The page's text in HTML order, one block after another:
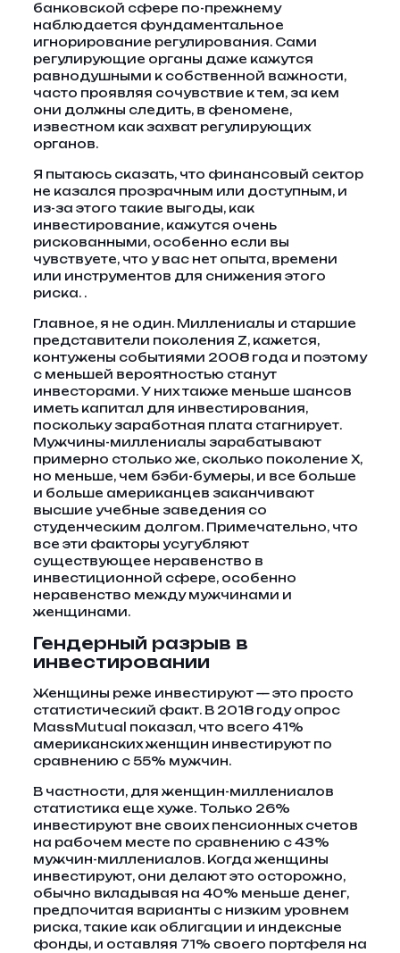
банковской сфере по-прежнему
наблюдается фундаментальное
игнорирование регулирования. Сами
регулирующие органы даже кажутся
равнодушными к собственной важности,
часто проявляя сочувствие к тем, за кем
они должны следить, в феномене,
известном как захват регулирующих
органов.
Я пытаюсь сказать, что финансовый сектор
не казался прозрачным или доступным, и
из-за этого такие выгоды, как
инвестирование, кажутся очень
рискованными, особенно если вы
чувствуете, что у вас нет опыта, времени
или инструментов для снижения этого
риска. .
Главное, я не один. Миллениалы и старшие
представители поколения Z, кажется,
контужены событиями 2008 года и поэтому
с меньшей вероятностью станут
инвесторами. У них также меньше шансов
иметь капитал для инвестирования,
поскольку заработная плата стагнирует.
Мужчины-миллениалы зарабатывают
примерно столько же, сколько поколение X,
но меньше, чем бэби-бумеры, и все больше
и больше американцев заканчивают
высшие учебные заведения со
студенческим долгом. Примечательно, что
все эти факторы усугубляют
существующее неравенство в
инвестиционной сфере, особенно
неравенство между мужчинами и
женщинами.
Гендерный разрыв в
инвестировании
Женщины реже инвестируют — это просто
статистический факт. В 2018 году опрос
MassMutual показал, что всего 41%
американских женщин инвестируют по
сравнению с 55% мужчин.
В частности, для женщин-миллениалов
статистика еще хуже. Только 26%
инвестируют вне своих пенсионных счетов
на рабочем месте по сравнению с 43%
мужчин-миллениалов. Когда женщины
инвестируют, они делают это осторожно,
обычно вкладывая на 40% меньше денег,
предпочитая варианты с низким уровнем
риска, такие как облигации и индексные
фонды, и оставляя 71% своего портфеля на